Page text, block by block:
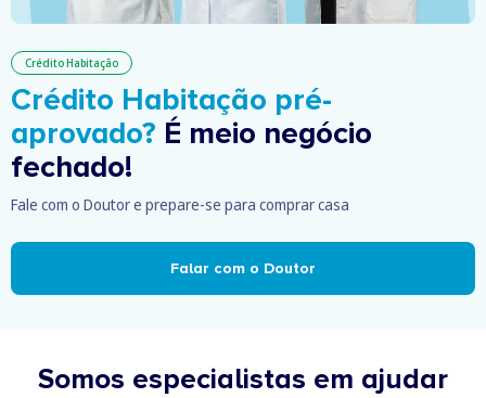
Crédito Habitação
Crédito Habitação pré-
aprovado? É meio negócio
fechado!
Fale com o Doutor e prepare-se para comprar casa
Falar com o Doutor
Somos especialistas em ajudar